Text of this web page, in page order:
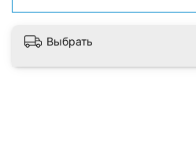
Выбрать